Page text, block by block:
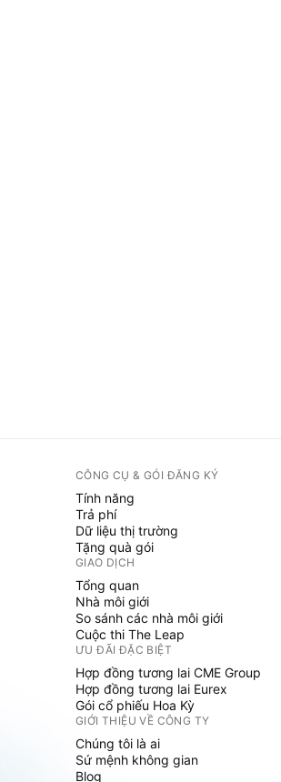
CÔNG CỤ & GÓI ĐĂNG KÝ
Tính năng
Trả phí
Dữ liệu thị trường
Tặng quà gói
GIAO DỊCH
Tổng quan
Nhà môi giới
So sánh các nhà môi giới
Cuộc thi The Leap
ƯU ĐÃI ĐẶC BIỆT
Hợp đồng tương lai CME Group
Hợp đồng tương lai Eurex
Gói cổ phiếu Hoa Kỳ
GIỚI THIỆU VỀ CÔNG TY
Chúng tôi là ai
Sứ mệnh không gian
Blog